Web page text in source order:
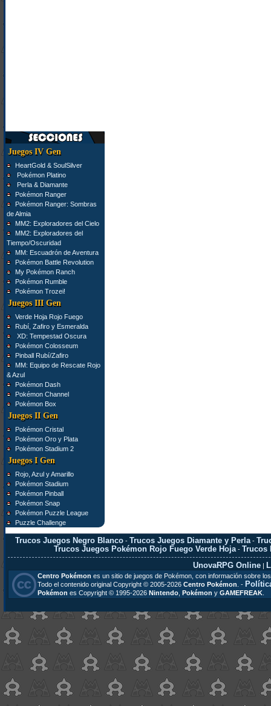
Juegos IV Gen
HeartGold & SoulSilver
Pokémon Platino
Perla & Diamante
Pokémon Ranger
Pokémon Ranger: Sombras
de Almia
MM2: Exploradores del Cielo
MM2: Exploradores del
Tiempo/Oscuridad
MM: Escuadrón de Aventura
Pokémon Battle Revolution
My Pokémon Ranch
Pokémon Rumble
Pokémon Trozei!
Juegos III Gen
Verde Hoja Rojo Fuego
Rubí, Zafiro y Esmeralda
XD: Tempestad Oscura
Pokémon Colosseum
Pinball Rubí/Zafiro
MM: Equipo de Rescate Rojo
& Azul
Pokémon Dash
Pokémon Channel
Pokémon Box
Juegos II Gen
Pokémon Cristal
Pokémon Oro y Plata
Pokémon Stadium 2
Juegos I Gen
Rojo, Azul y Amarillo
Pokémon Stadium
Pokémon Pinball
Pokémon Snap
Pokémon Puzzle League
Puzzle Challenge
Trucos Juegos Negro Blanco -Trucos Juegos Diamante y Perla -
Trucos Juegos Pokémon Rojo Fuego Verde Hoja -Trucos
UnovaRPG Online |
Centro Pokémon es un sitio de juegos de Pokémon, con información sobre
Todo el contenido original Copyright © 2005-2026 Centro Pokémon . -
Pokémon es Copyright © 1995-2026 Nintendo, Pokémon y GAMEFREAK.